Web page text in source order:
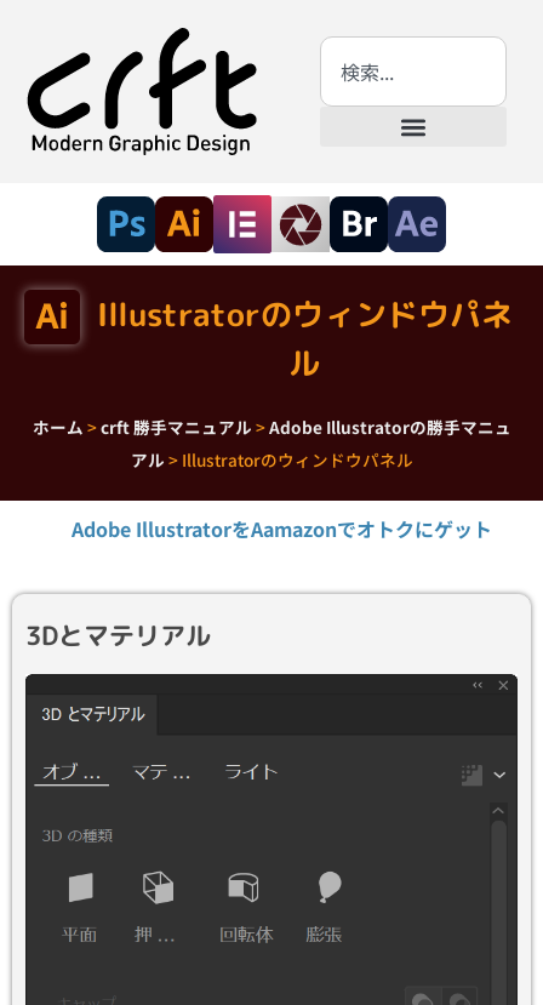
Illustratorのウィンドウパネ
ル
ホーム >crft 勝手マニュアル >Adobe Illustratorの勝手マニュ
アル > Illustratorのウィンドウパネル
Adobe IllustratorをAamazonでオトクにゲット
3Dとマテリアル